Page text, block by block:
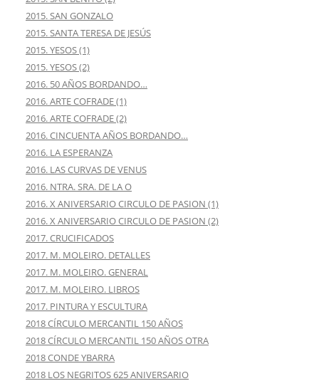
2015. SAN GONZALO
2015. SANTA TERESA DE JESÚS
2015. YESOS (1)
2015. YESOS (2)
2016. 50 AÑOS BORDANDO…
2016. ARTE COFRADE (1)
2016. ARTE COFRADE (2)
2016. CINCUENTA AÑOS BORDANDO…
2016. LA ESPERANZA
2016. LAS CURVAS DE VENUS
2016. NTRA. SRA. DE LA O
2016. X ANIVERSARIO CIRCULO DE PASION (1)
2016. X ANIVERSARIO CIRCULO DE PASION (2)
2017. CRUCIFICADOS
2017. M. MOLEIRO. DETALLES
2017. M. MOLEIRO. GENERAL
2017. M. MOLEIRO. LIBROS
2017. PINTURA Y ESCULTURA
2018 CÍRCULO MERCANTIL 150 AÑOS
2018 CÍRCULO MERCANTIL 150 AÑOS OTRA
2018 CONDE YBARRA
2018 LOS NEGRITOS 625 ANIVERSARIO